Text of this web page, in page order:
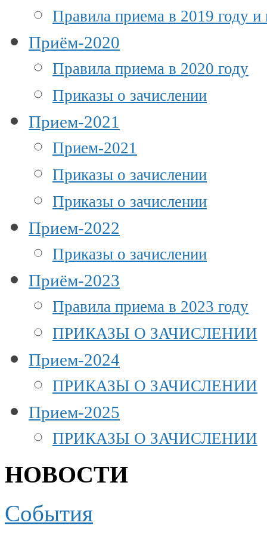
Правила приема в 2019 году и
Приём-2020
Правила приема в 2020 году
Приказы о зачислении
Прием-2021
Прием-2021
Приказы о зачислении
Приказы о зачислении
Прием-2022
Приказы о зачислении
Приём-2023
Правила приема в 2023 году
ПРИКАЗЫ О ЗАЧИСЛЕНИИ
Прием-2024
ПРИКАЗЫ О ЗАЧИСЛЕНИИ
Прием-2025
ПРИКАЗЫ О ЗАЧИСЛЕНИИ
НОВОСТИ
События